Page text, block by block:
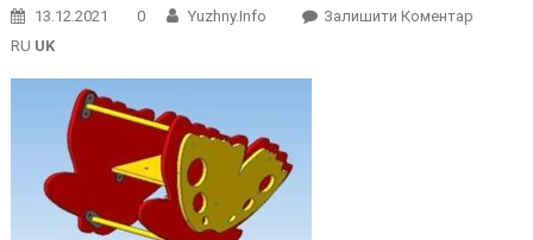
13.12.2021 0 Yuzhny.info Залишити КоментарOn
RU UK